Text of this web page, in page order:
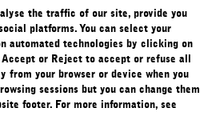
the traffic of our site, provide you
platforms. You can select your
automated technologies by clicking on
or Reject to accept or refuse all
from your browser or device when you
sessions but you can change them
footer. For more information, see